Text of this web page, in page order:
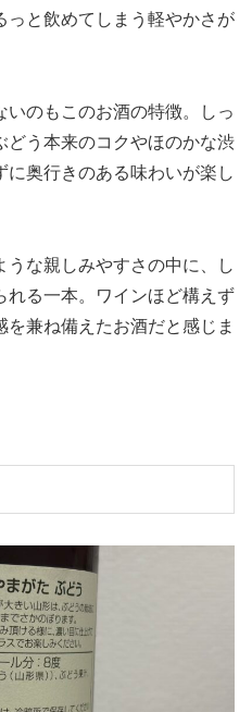
っと飲めてしまう軽やかさが
のもこのお酒の特徴。しっ
どう本来のコクやほのかな渋
奥行きのある味わいが楽し
な親しみやすさの中に、し
れる一本。ワインほど構えず
兼ね備えたお酒だと感じま